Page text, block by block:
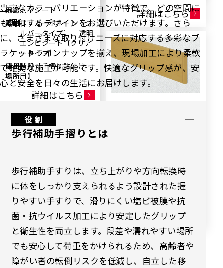
詳細はこちら 詳細はこちら
キックガード
KGR/WDR-15・20（単
色/木目調）
素材硬質合成樹脂
使用
場所
廊下, 内壁・バックヤ
ード, 駐車場・倉庫
詳細はこちら
KG/WD-200-20（単
素材 硬質合成樹脂
使用
場所
廊下, 内壁・バックヤ
ード, 駐車場・倉庫
詳細はこちら
使用
場所
廊下, 階段 【抗菌・抗
ウイルス技術】
詳細はこちら
用途点字シート
素材ポリカーボネート〔シ
ルバータイプ〕、 透明
エンビシート〔クリア
ータイプ〕
使用
場所
階段【手摺り貼付け
用】
詳細はこちら
豊富なカラーバリエーションが特徴で、どの空間に
も調和するデザインをお選びいただけます。さら
に、さまざまな取り付けニーズに対応する多彩なブ
ラケットラインナップを揃え、現場加工により柔軟
で確実な施工が可能です。快適なグリップ感が、安
心と安全を日々の生活にお届けします。
役 割
歩行補助手摺りとは
歩行補助手すりは、立ち上がりや方向転換時
に体をしっかり支えられるよう設計された握
りやすい手すりで、滑りにくい塩ビ被膜や抗
菌・抗ウイルス加工により安定したグリップ
と衛生性を両立します。段差や濡れやすい場所
でも安心して荷重をかけられるため、高齢者や
障がい者の転倒リスクを低減し、自立した移